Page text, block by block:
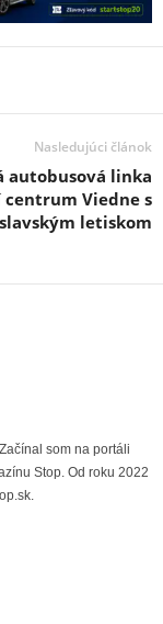
Nasledujúci článok
autobusová linka
Viedne s
letiskom
som na portáli
Stop. Od roku 2022